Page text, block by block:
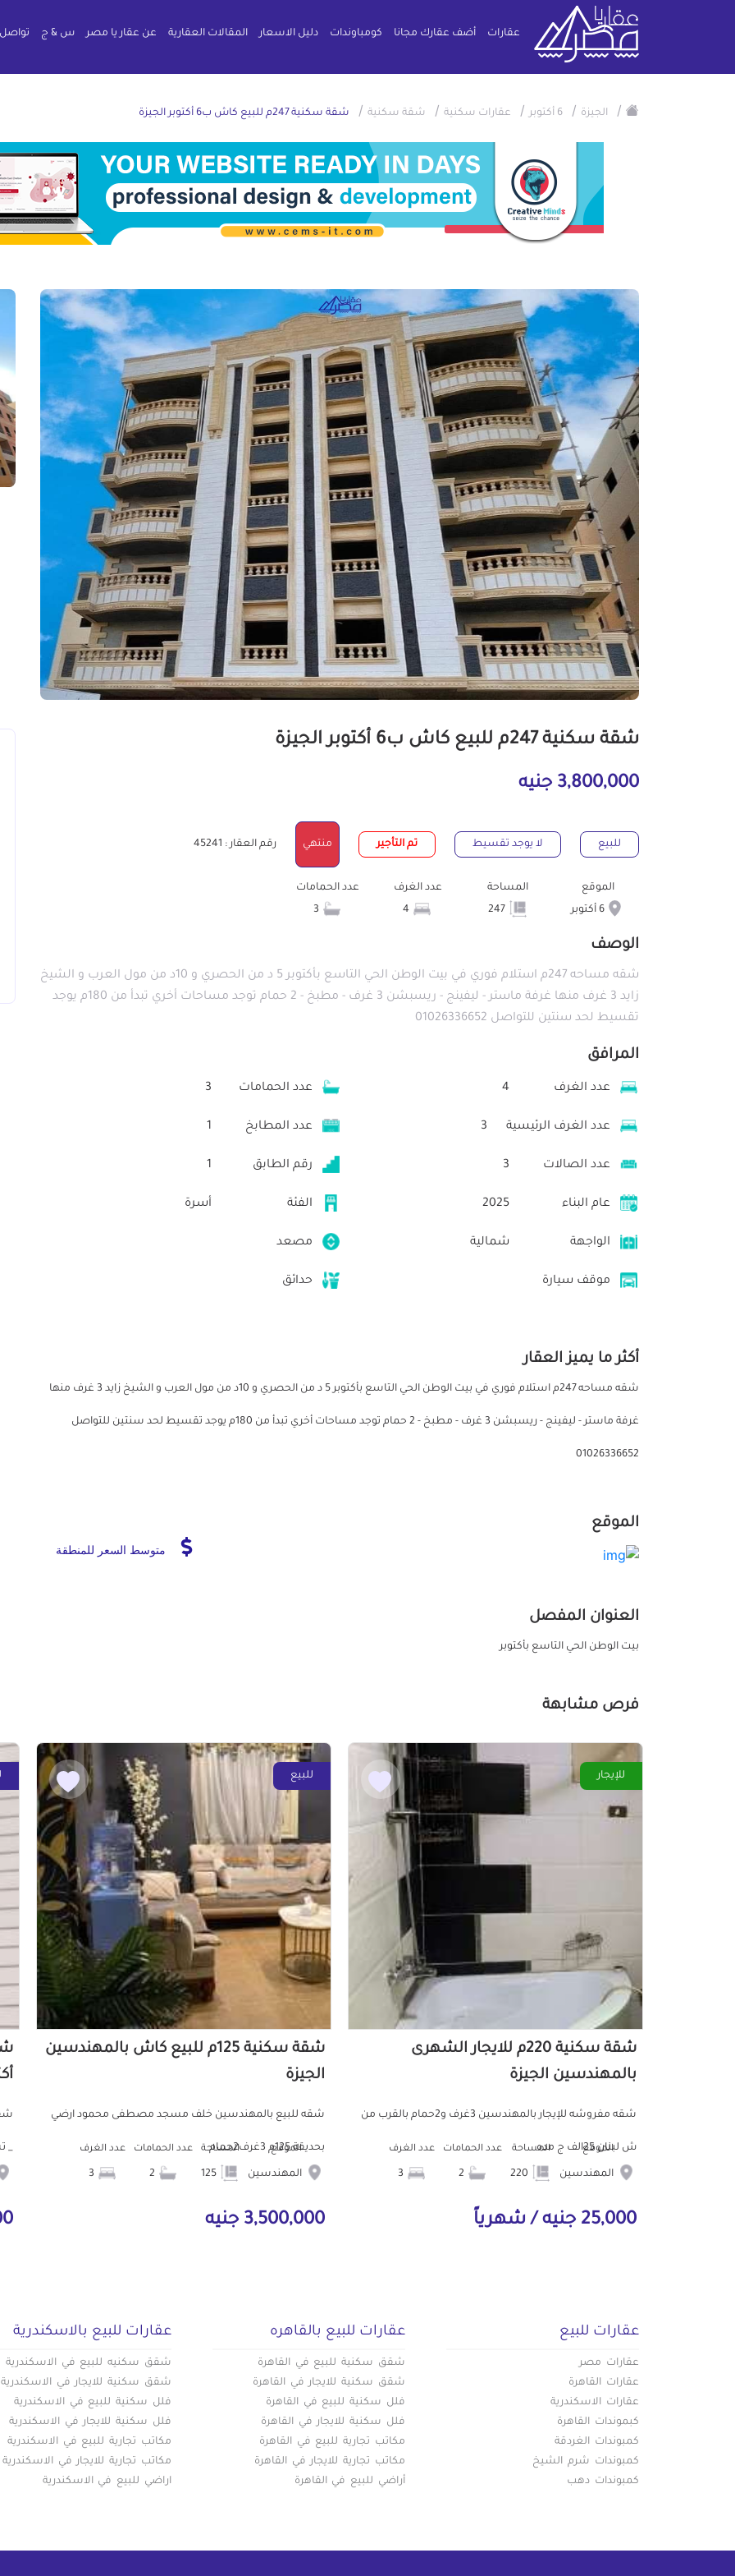
عقارات أضف عقارك مجانا كومباوندات دليل الاسعار المقالات العقارية عن عقار يا مصر س & ج
/ الجيزة / 6 أكتوبر / عقارات سكنية / شقة سكنية / شقة سكنية 247م للبيع كاش ب6 أكتوبر الجيزة
شقة سكنية 247م للبيع كاش ب6 أكتوبر الجيزة
3,800,000 جنيه
للبيع لا يوجد تقسيط تم التأجير منتهي رقم العقار : 45241
الموقع
6 أكتوبر
المساحة
247
عدد الغرف
عدد الحمامات
الوصف
شقه مساحه 247م استلام فوري في بيت الوطن الحي التاسع بأكتوبر 5 د من الحصري و 10د من مول العرب و الشيخ
زايد 3 غرف منها غرفة ماستر - ليفينج - ريسبشن 3 غرف - مطبخ - 2 حمام توجد مساحات أخري تبدأ من 180م يوجد
تقسيط لحد سنتين للتواصل 01026336652
المرافق
عدد الغرف 4 عدد الحمامات 3
عدد الغرف الرئيسية 3 عدد المطابخ 1
عدد الصالات 3 رقم الطابق 1
عام البناء 2025 الفئة أسرة
الواجهة شمالية مصعد
موقف سيارة حدائق
أكثر ما يميز العقار
شقه مساحه 247م استلام فوري في بيت الوطن الحي التاسع بأكتوبر 5 د من الحصري و 10د من مول العرب و الشيخ زايد 3 غرف منها
غرفة ماستر - ليفينج - ريسبشن 3 غرف - مطبخ - 2 حمام توجد مساحات أخري تبدأ من 180م يوجد تقسيط لحد سنتين للتواصل
01026336652
الموقع
متوسط السعر للمنطقة
العنوان المفصل
بيت الوطن الحي التاسع بأكتوبر
فرص مشابهة
للإيجار
شقة سكنية 220م للايجار الشهرى
بالمهندسين الجيزة
شقه مفروشه للإيجار بالمهندسين 3غرف و2حمام بالقرب من
ش لبنان 25الف ج مده
الموقع
المهندسين
المساحة عدد الحمامات عدد الغرف
25,000 جنيه / شهرياً
للبيع
شقة سكنية 125م للبيع كاش بالمهندسين
الجيزة
شقه للبيع بالمهندسين خلف مسجد مصطفى محمود ارضي
بحديقة 125م 3غرف2حمامالموقع
المهندسين
المساحة عدد الحمامات عدد الغرف
3,500,000 جنيه
_
عقارات للبيع
عقارات مصر
عقارات القاهرة
عقارات الاسكندرية
كبموندات القاهرة
كمبوندات الغردقة
كمبوندات شرم الشيخ
كمبوندات دهب
عقارات للبيع بالقاهره
شقق سكنية للبيع في القاهرة
شقق سكنية للايجار في القاهرة
فلل سكنية للبيع في القاهرة
فلل سكنية للايجار في القاهرة
مكاتب تجارية للبيع في القاهرة
مكاتب تجارية للايجار في القاهرة
أراضي للبيع في القاهرة
عقارات للبيع بالاسكندرية
شقق سكنيه للبيع في الاسكندرية
شقق سكنية للايجار في الاسكندرية
فلل سكنية للبيع في الاسكندرية
فلل سكنية للايجار في الاسكندرية
مكاتب تجارية للبيع في الاسكندرية
مكاتب تجارية للايجار في الاسكندرية
اراضي للبيع في الاسكندرية